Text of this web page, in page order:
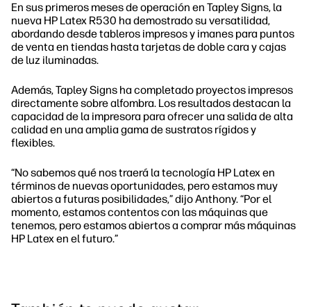
En sus primeros meses de operación en Tapley Signs, la
nueva HP Latex R530 ha demostrado su versatilidad,
abordando desde tableros impresos y imanes para puntos
de venta en tiendas hasta tarjetas de doble cara y cajas
de luz iluminadas.
Además, Tapley Signs ha completado proyectos impresos
directamente sobre alfombra. Los resultados destacan la
capacidad de la impresora para ofrecer una salida de alta
calidad en una amplia gama de sustratos rígidos y
flexibles.
“No sabemos qué nos traerá la tecnología HP Latex en
términos de nuevas oportunidades, pero estamos muy
abiertos a futuras posibilidades,” dijo Anthony. “Por el
momento, estamos contentos con las máquinas que
tenemos, pero estamos abiertos a comprar más máquinas
HP Latex en el futuro.”